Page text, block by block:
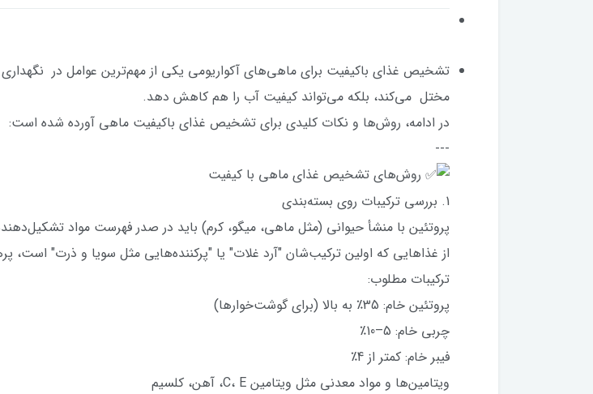
تشخیص غذای باکیفیت برای ماهی‌های آکواریومی یکی از مهم‌ترین عوامل در
مختل می‌کند، بلکه می‌تواند کیفیت آب را هم کاهش دهد.
در ادامه، روش‌ها و نکات کلیدی برای تشخیص غذای باکیفیت ماهی آورده شده است:
---
روش‌های تشخیص غذای ماهی با کیفیت
1. بررسی ترکیبات روی بسته‌بندی
پروتئین با منشأ حیوانی (مثل ماهی، میگو، کرم) باید در صدر فهرست مواد
از غذاهایی که اولین ترکیب‌شان "آرد غلات" یا "پرکننده‌هایی مثل سویا و ذرت" است،
ترکیبات مطلوب:
پروتئین خام: 35٪ به بالا (برای گوشت‌خوارها)
چربی خام: 5–10٪
فیبر خام: کمتر از 4٪
ویتامین‌ها و مواد معدنی مثل ویتامین C، E، آهن، کلسیم